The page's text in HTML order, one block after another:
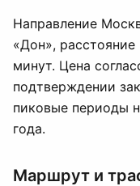
Направление
«Дон»,
минут. Цена
подтверждении
пиковые периоды
года.
Маршрут и